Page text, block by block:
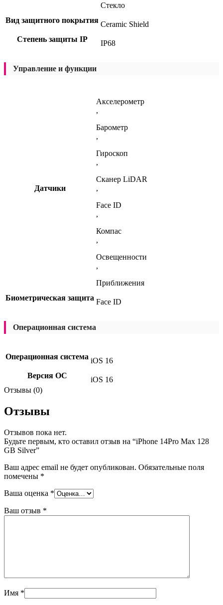
Стекло
Вид защитного покрытия Ceramic Shield
Степень защиты IP
IP68
Управление и функции
Датчики
Акселерометр
,
Барометр
,
Гироскоп
,
Сканер LiDAR
,
Face ID
,
Компас
,
Освещенности
,
Приближения
Биометрическая защита Face ID
Операционная система
Операционная система iOS 16
Версия ОС
iOS 16
Отзывы (0)
Отзывы
Отзывов пока нет.
Будьте первым, кто оставил отзыв на “iPhone 14Pro Max 128
GB Silver”
Ваш адрес email не будет опубликован. Обязательные поля
помечены *
Ваша оценка *
Ваш отзыв *
Имя *